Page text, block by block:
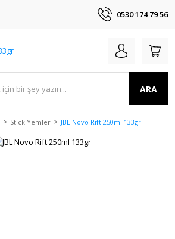
0530 174 79 56
ARA
Stick Yemler JBL Novo Rift 250ml 133gr